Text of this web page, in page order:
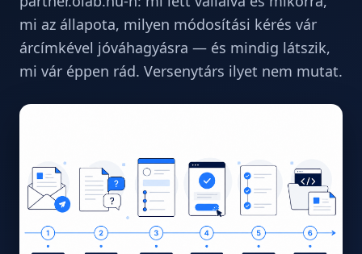
mi az állapota, milyen módosítási kérés vár
árcímkével jóváhagyásra — és mindig látszik,
mi vár éppen rád. Versenytárs ilyet nem mutat.